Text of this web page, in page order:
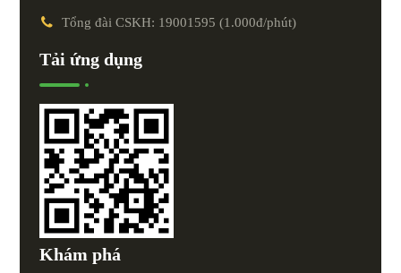
Tổng đài CSKH: 19001595 (1.000đ/phút)
Tải ứng dụng
Khám phá